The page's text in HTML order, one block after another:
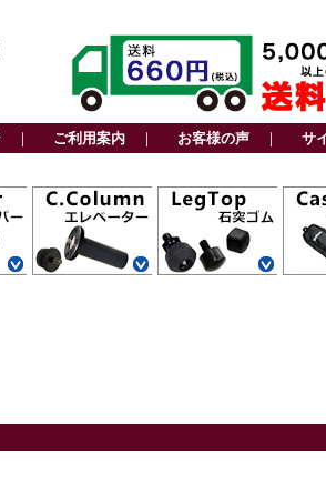
｜ ご利用案内 ｜ お客様の声 ｜ サ